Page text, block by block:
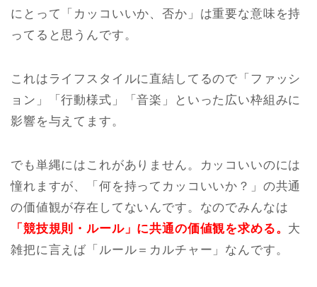
にとって「カッコいいか、否か」は重要な意味を持
ってると思うんです。
これはライフスタイルに直結してるので「ファッシ
ョン」「行動様式」「音楽」といった広い枠組みに
影響を与えてます。
でも単縄にはこれがありません。カッコいいのには
憧れますが、「何を持ってカッコいいか？」の共通
の価値観が存在してないんです。なのでみんなは
「競技規則・ルール」に共通の価値観を求める。 大
雑把に言えば「ルール＝カルチャー」なんです。